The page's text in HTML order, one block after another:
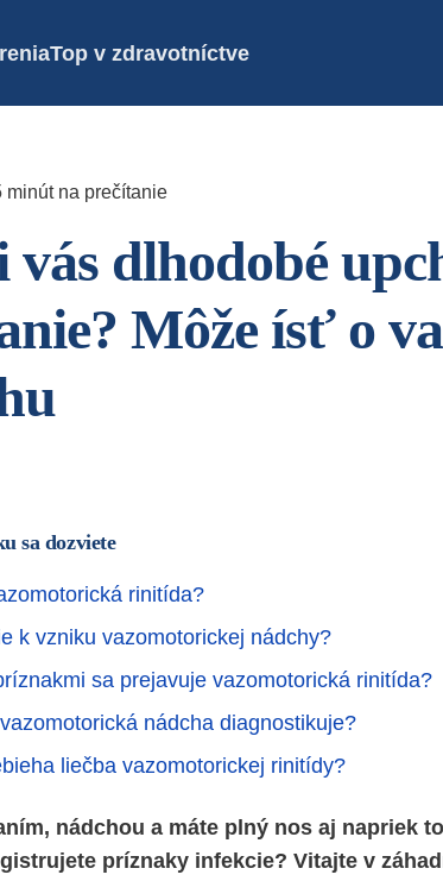
Top v zdravotníctve
minút na prečítanie
dlhodobé
Môže ísť o
sa dozviete
rinitída?
k vzniku vazomotorickej nádchy?
sa prejavuje vazomotorická rinitída?
nádcha diagnostikuje?
liečba vazomotorickej rinitídy?
nádchou a máte plný nos aj napriek
príznaky infekcie? Vitajte v